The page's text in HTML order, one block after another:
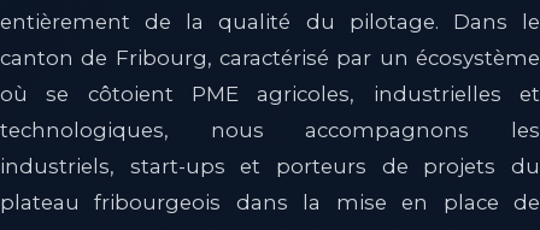
entièrement de la qualité du pilotage. Dans le
canton de Fribourg, caractérisé par un écosystème
où se côtoient PME agricoles, industrielles et
technologiques, nous accompagnons les
industriels, start-ups et porteurs de projets du
plateau fribourgeois dans la mise en place de